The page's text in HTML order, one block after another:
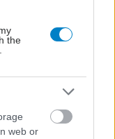
the
web or